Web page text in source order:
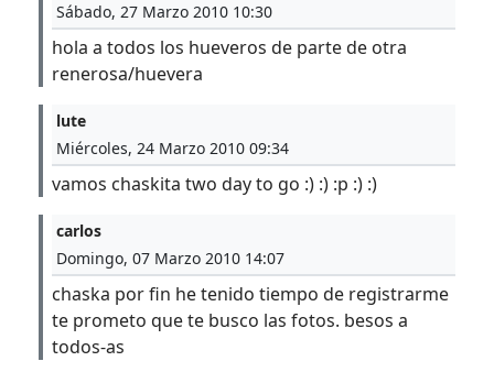
Sábado, 27 Marzo 2010 10:30
hola a todos los hueveros de parte de otra
renerosa/huevera
lute
Miércoles, 24 Marzo 2010 09:34
vamos chaskita two day to go :) :) :p :) :)
carlos
Domingo, 07 Marzo 2010 14:07
chaska por fin he tenido tiempo de registrarme
te prometo que te busco las fotos. besos a
todos-as